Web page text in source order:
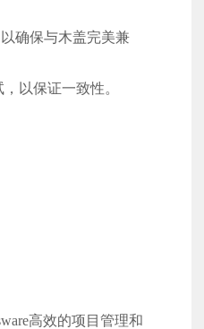
确保与木盖完美兼
以保证一致性。
高效的项目管理和